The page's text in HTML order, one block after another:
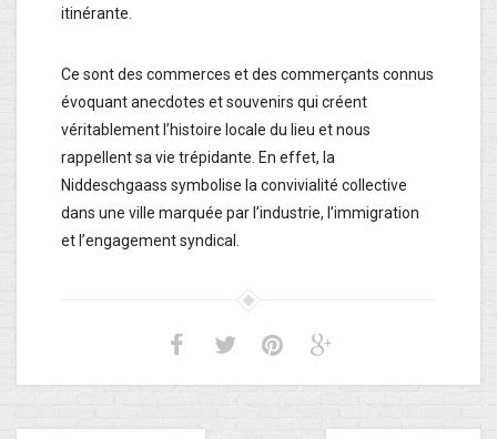
itinérante.
Ce sont des commerces et des commerçants connus
évoquant anecdotes et souvenirs qui créent
véritablement l’histoire locale du lieu et nous
rappellent sa vie trépidante. En effet, la
Niddeschgaass symbolise la convivialité collective
dans une ville marquée par l’industrie, l’immigration
et l’engagement syndical.